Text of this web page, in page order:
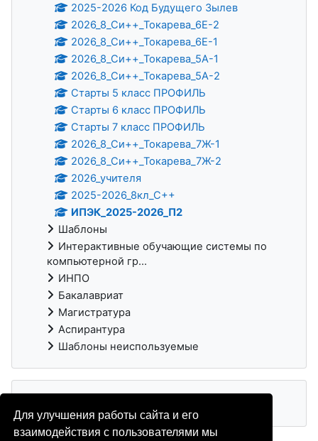
Для улучшения работы сайта и его
взаимодействия с пользователями мы
2025-2026 Код Будущего Зылев
2026_8_Си++_Токарева_6Е-2
2026_8_Си++_Токарева_6Е-1
2026_8_Си++_Токарева_5А-1
2026_8_Си++_Токарева_5А-2
Старты 5 класс ПРОФИЛЬ
Старты 6 класс ПРОФИЛЬ
Старты 7 класс ПРОФИЛЬ
2026_8_Си++_Токарева_7Ж-1
2026_8_Си++_Токарева_7Ж-2
2026_учителя
2025-2026_8кл_С++
ИПЭК_2025-2026_П2
Шаблоны
Интерактивные обучающие системы по
компьютерной гр...
ИНПО
Бакалавриат
Магистратура
Аспирантура
Шаблоны неиспользуемые